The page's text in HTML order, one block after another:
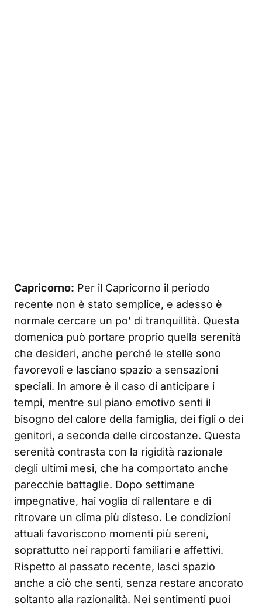
Capricorno: Per il Capricorno il periodo
recente non è stato semplice, e adesso è
normale cercare un po’ di tranquillità. Questa
domenica può portare proprio quella serenità
che desideri, anche perché le stelle sono
favorevoli e lasciano spazio a sensazioni
speciali. In amore è il caso di anticipare i
tempi, mentre sul piano emotivo senti il
bisogno del calore della famiglia, dei figli o dei
genitori, a seconda delle circostanze. Questa
serenità contrasta con la rigidità razionale
degli ultimi mesi, che ha comportato anche
parecchie battaglie. Dopo settimane
impegnative, hai voglia di rallentare e di
ritrovare un clima più disteso. Le condizioni
attuali favoriscono momenti più sereni,
soprattutto nei rapporti familiari e affettivi.
Rispetto al passato recente, lasci spazio
anche a ciò che senti, senza restare ancorato
soltanto alla razionalità. Nei sentimenti puoi